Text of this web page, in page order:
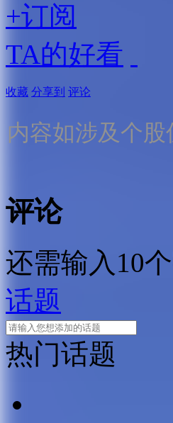
+订阅
TA的好看
收藏 分享到 评论
内容如涉及个
评论
还需输入10
话题
热门话题